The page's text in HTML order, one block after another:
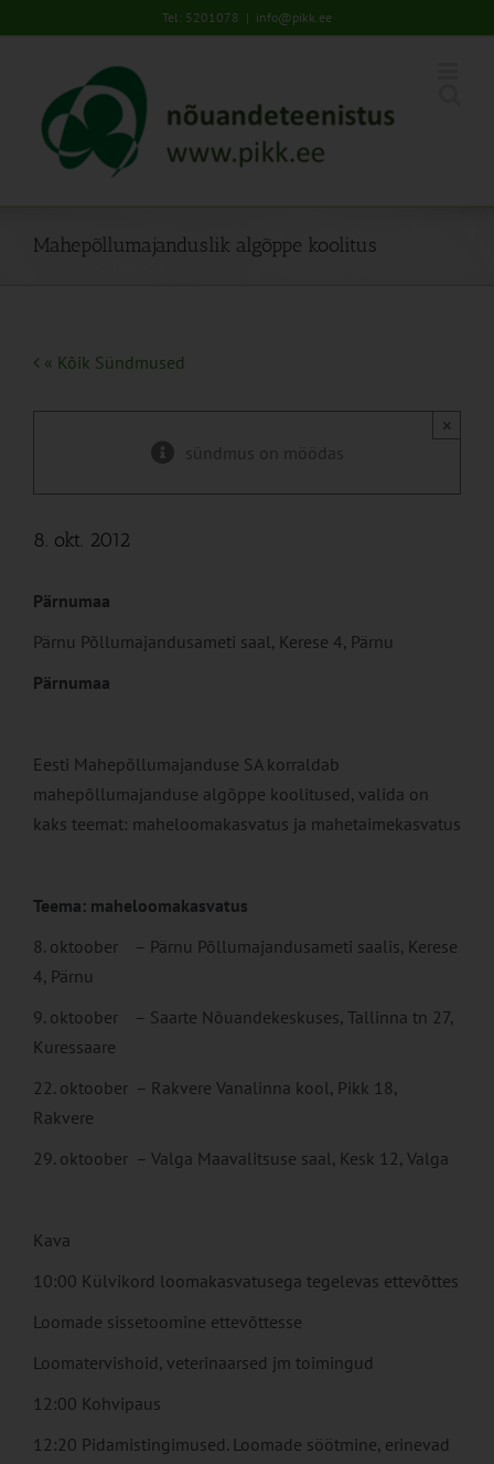
to
Tel: 5201078 | info@pikk.ee
Mahepõllumajanduslik algõppe koolitus
« Kõik Sündmused
sündmus on möödas
×
8. okt. 2012
Pärnumaa
Pärnu Põllumajandusameti saal, Kerese 4, Pärnu
Pärnumaa
Eesti Mahepõllumajanduse SA korraldab
mahepõllumajanduse algõppe koolitused, valida on
kaks teemat: maheloomakasvatus ja mahetaimekasvatus
Teema: maheloomakasvatus
8. oktoober – Pärnu Põllumajandusameti saalis, Kerese
4, Pärnu
9. oktoober – Saarte Nõuandekeskuses, Tallinna tn 27,
Kuressaare
22. oktoober – Rakvere Vanalinna kool, Pikk 18,
Rakvere
29. oktoober – Valga Maavalitsuse saal, Kesk 12, Valga
Kava
10:00 Külvikord loomakasvatusega tegelevas ettevõttes
Loomade sissetoomine ettevõttesse
Loomatervishoid, veterinaarsed jm toimingud
12:00 Kohvipaus
12:20 Pidamistingimused. Loomade söötmine, erinevad